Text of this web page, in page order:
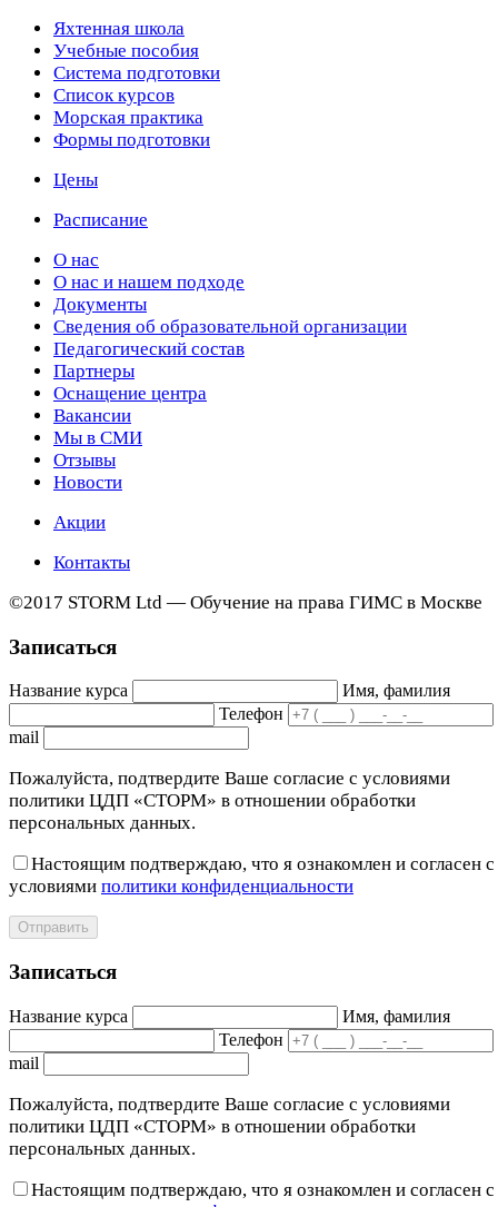
Яхтенная школа
Учебные пособия
Cистема подготовки
Список курсов
Морская практика
Формы подготовки
Цены
Расписание
О нас
О нас и нашем подходе
Документы
Сведения об образовательной организации
Педагогический состав
Партнеры
Оснащение центра
Вакансии
Мы в СМИ
Отзывы
Новости
Акции
Контакты
©2017 STORM Ltd — Обучение на права ГИМС в Москве
Записаться
Название курса
Имя, фамилия
Телефон
mail
Пожалуйста, подтвердите Ваше согласие с условиями
политики ЦДП «СТОРМ» в отношении обработки
персональных данных.
Настоящим подтверждаю, что я ознакомлен и согласен с
условиями политики конфиденциальности
Отправить
Записаться
Название курса
Имя, фамилия
Телефон
mail
Пожалуйста, подтвердите Ваше согласие с условиями
политики ЦДП «СТОРМ» в отношении обработки
персональных данных.
Настоящим подтверждаю, что я ознакомлен и согласен с